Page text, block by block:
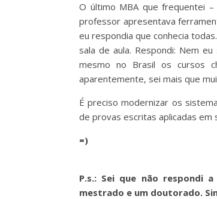
O último MBA que frequentei
professor apresentava
eu respondia que conhecia
sala de aula. Respondi: Nem
mesmo no Brasil os cursos
aparentemente, sei mais que
É preciso modernizar os
de provas escritas aplicadas em
=)
P.s.: Sei que não respondi
mestrado e um doutorado.